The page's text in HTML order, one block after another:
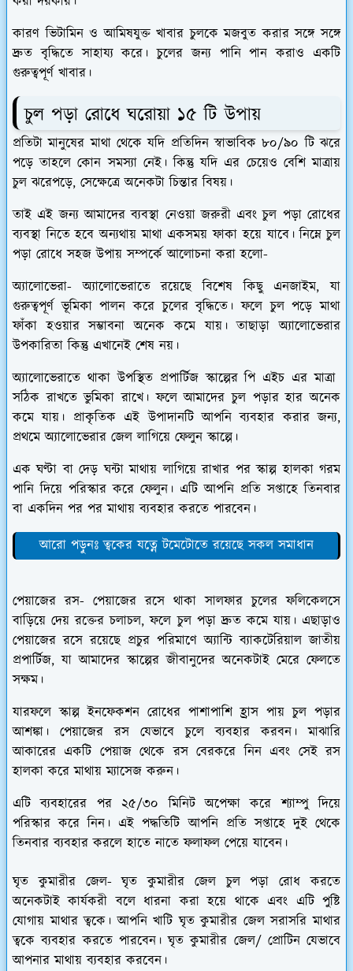
কারণ ভিটামিন ও আমিষযুক্ত খাবার চুলকে মজবুত করার সঙ্গে সঙ্গে
দ্রুত বৃদ্ধিতে সাহায্য করে। চুলের জন্য পানি পান করাও একটি
গুরুত্বপূর্ণ খাবার।
চুল পড়া রোধে ঘরোয়া ১৫ টি উপায়
প্রতিটা মানুষের মাথা থেকে যদি প্রতিদিন স্বাভাবিক ৮০/৯০ টি ঝরে
পড়ে তাহলে কোন সমস্যা নেই। কিন্তু যদি এর চেয়েও বেশি মাত্রায়
চুল ঝরেপড়ে, সেক্ষেত্রে অনেকটা চিন্তার বিষয়।
তাই এই জন্য আমাদের ব্যবস্থা নেওয়া জরুরী এবং চুল পড়া রোধের
ব্যবস্থা নিতে হবে অন্যথায় মাথা একসময় ফাকা হয়ে যাবে। নিম্নে চুল
পড়া রোধে সহজ উপায় সম্পর্কে আলোচনা করা হলো-
অ্যালোভেরা- অ্যালোভেরাতে রয়েছে বিশেষ কিছু এনজাইম, যা
গুরুত্বপূর্ণ ভূমিকা পালন করে চুলের বৃদ্ধিতে। ফলে চুল পড়ে মাথা
ফাঁকা হওয়ার সম্ভাবনা অনেক কমে যায়। তাছাড়া অ্যালোভেরার
উপকারিতা কিন্তু এখানেই শেষ নয়।
অ্যালোভেরাতে থাকা উপস্থিত প্রপার্টিজ স্কাল্পের পি এইচ এর মাত্রা
সঠিক রাখতে ভুমিকা রাখে। ফলে আমাদের চুল পড়ার হার অনেক
কমে যায়। প্রাকৃতিক এই উপাদানটি আপনি ব্যবহার করার জন্য,
প্রথমে অ্যালোভেরার জেল লাগিয়ে ফেলুন স্কাল্পে।
এক ঘণ্টা বা দেড় ঘন্টা মাথায় লাগিয়ে রাখার পর স্কাল্প হালকা গরম
পানি দিয়ে পরিস্কার করে ফেলুন। এটি আপনি প্রতি সপ্তাহে তিনবার
বা একদিন পর পর মাথায় ব্যবহার করতে পারবেন।
আরো পড়ুনঃ ত্বকের যত্নে টমেটোতে রয়েছে সকল সমাধান
পেয়াজের রস- পেয়াজের রসে থাকা সালফার চুলের ফলিকেলসে
বাড়িয়ে দেয় রক্তের চলাচল, ফলে চুল পড়া দ্রুত কমে যায়। এছাড়াও
পেয়াজের রসে রয়েছে প্রচুর পরিমাণে অ্যান্টি ব্যাকটেরিয়াল জাতীয়
প্রপার্টিজ, যা আমাদের স্কাল্পের জীবানুদের অনেকটাই মেরে ফেলতে
সক্ষম।
যারফলে স্কাল্প ইনফেকশন রোধের পাশাপাশি হ্রাস পায় চুল পড়ার
আশঙ্কা। পেয়াজের রস যেভাবে চুলে ব্যবহার করবন। মাঝারি
আকারের একটি পেয়াজ থেকে রস বেরকরে নিন এবং সেই রস
হালকা করে মাথায় ম্যাসেজ করুন।
এটি ব্যবহারের পর ২৫/৩০ মিনিট অপেক্ষা করে শ্যাম্পু দিয়ে
পরিস্কার করে নিন। এই পদ্ধতিটি আপনি প্রতি সপ্তাহে দুই থেকে
তিনবার ব্যবহার করলে হাতে নাতে ফলাফল পেয়ে যাবেন।
ঘৃত কুমারীর জেল-ঘৃত কুমারীর জেল চুল পড়া রোধ করতে
অনেকটাই কার্যকরী বলে ধারনা করা হয়ে থাকে এবং এটি পুষ্টি
যোগায় মাথার ত্বকে। আপনি খাটি ঘৃত কুমারীর জেল সরাসরি মাথার
ত্বকে ব্যবহার করতে পারবেন। ঘৃত কুমারীর জেল/ প্রোটিন যেভাবে
আপনার মাথায় ব্যবহার করবেন।